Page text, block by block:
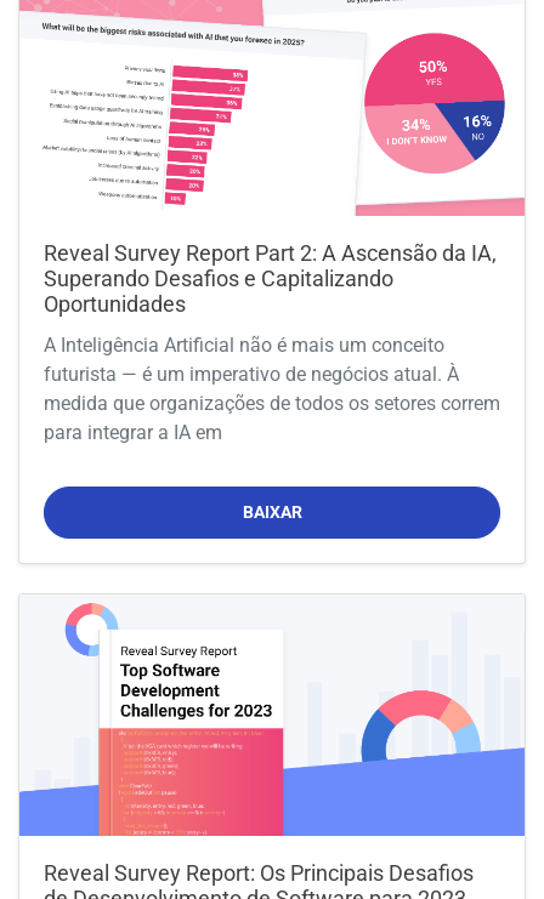
Reveal Survey Report Part 2: A Ascensão da IA,
Superando Desafios e Capitalizando
Oportunidades
A Inteligência Artificial não é mais um conceito
futurista — é um imperativo de negócios atual. À
medida que organizações de todos os setores correm
para integrar a IA em
BAIXAR
Reveal Survey Report: Os Principais Desafios